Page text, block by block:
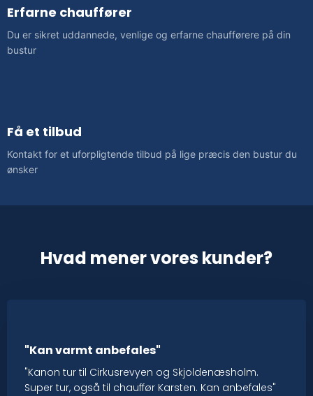
Erfarne chauffører
Du er sikret uddannede, venlige og erfarne chaufførere på din
bustur
Få et tilbud
Kontakt for et uforpligtende tilbud på lige præcis den bustur du
ønsker
Hvad mener vores kunder?
"Kan varmt anbefales"
"Kanon tur til Cirkusrevyen og Skjoldenæsholm.
Super tur, også til chauffør Karsten. Kan anbefales"